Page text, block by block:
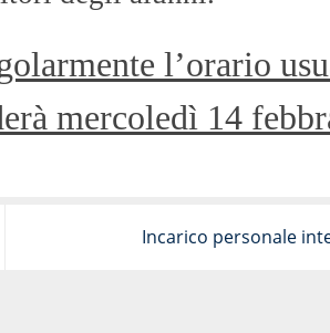
l’orario
mercoledì 14
Incarico personale